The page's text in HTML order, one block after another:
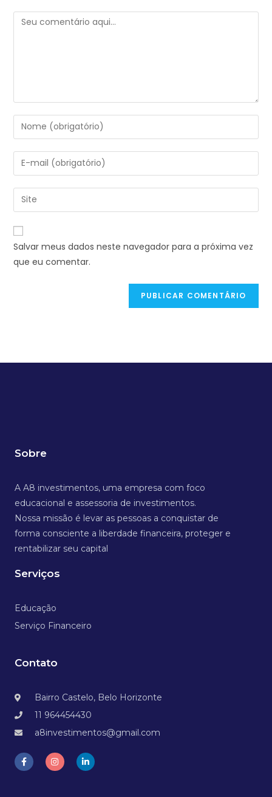
Salvar meus dados neste navegador para a próxima vez
que eu comentar.
Sobre
A A8 investimentos, uma empresa com foco
educacional e assessoria de investimentos.
Nossa missão é levar as pessoas a conquistar de
forma consciente a liberdade financeira, proteger e
rentabilizar seu capital
Serviços
Educação
Serviço Financeiro
Contato
Bairro Castelo, Belo Horizonte
11 964454430
a8investimentos@gmail.com